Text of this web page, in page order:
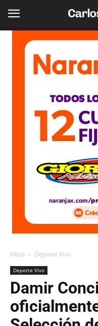
Inicio Deporte Vivo
Deporte Vivo
Damir